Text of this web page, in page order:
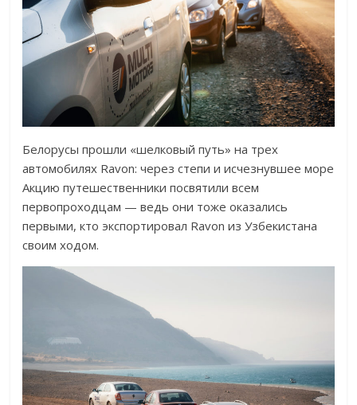
Белорусы прошли «шелковый путь» на трех
автомобилях Ravon: через степи и исчезнувшее море
Акцию путешественники посвятили всем
первопроходцам — ведь они тоже оказались
первыми, кто экспортировал Ravon из Узбекистана
своим ходом.